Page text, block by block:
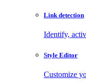
Link detection
Identify,
Style Editor
Customize